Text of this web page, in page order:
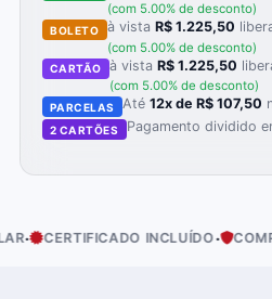
(com 5.00% de desconto)
BOLETO à vistaR$ 1.225,50
(com 5.00% de desconto)
CARTÃO à vista R$ 1.225,50
(com 5.00% de desconto)
PARCELAS Até12x de R$ 107,50
2 CARTÕES Pagamento dividido
INCLUÍDO· COMPRA